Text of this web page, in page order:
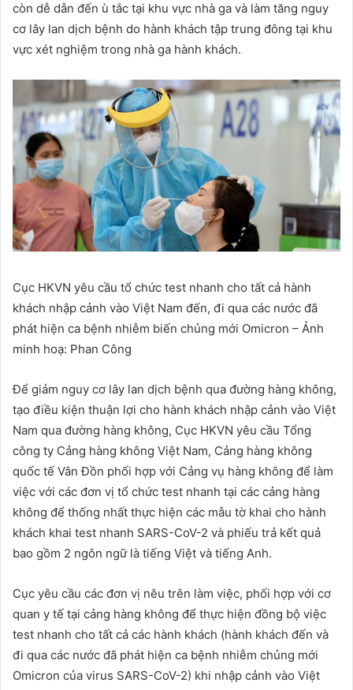
còn dễ dẫn đến ù tắc tại khu vực nhà ga và làm tăng nguy
cơ lây lan dịch bệnh do hành khách tập trung đông tại khu
vực xét nghiệm trong nhà ga hành khách.
Cục HKVN yêu cầu tổ chức test nhanh cho tất cả hành
khách nhập cảnh vào Việt Nam đến, đi qua các nước đã
phát hiện ca bệnh nhiễm biến chủng mới Omicron – Ảnh
minh hoạ: Phan Công
Để giảm nguy cơ lây lan dịch bệnh qua đường hàng không,
tạo điều kiện thuận lợi cho hành khách nhập cảnh vào Việt
Nam qua đường hàng không, Cục HKVN yêu cầu Tổng
công ty Cảng hàng không Việt Nam, Cảng hàng không
quốc tế Vân Đồn phối hợp với Cảng vụ hàng không để làm
việc với các đơn vị tổ chức test nhanh tại các cảng hàng
không để thống nhất thực hiện các mẫu tờ khai cho hành
khách khai test nhanh SARS-CoV-2 và phiếu trả kết quả
bao gồm 2 ngôn ngữ là tiếng Việt và tiếng Anh.
Cục yêu cầu các đơn vị nêu trên làm việc, phối hợp với cơ
quan y tế tại cảng hàng không để thực hiện đồng bộ việc
test nhanh cho tất cả các hành khách (hành khách đến và
đi qua các nước đã phát hiện ca bệnh nhiễm chủng mới
Omicron của virus SARS-CoV-2) khi nhập cảnh vào Việt